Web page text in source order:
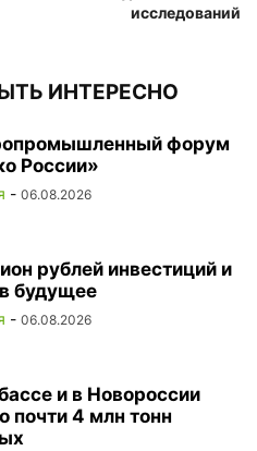
исследований
ИНТЕРЕСНО
форум
России»
- 06.08.2026
рублей инвестиций и
будущее
- 06.08.2026
и в Новороссии
почти 4 млн тонн